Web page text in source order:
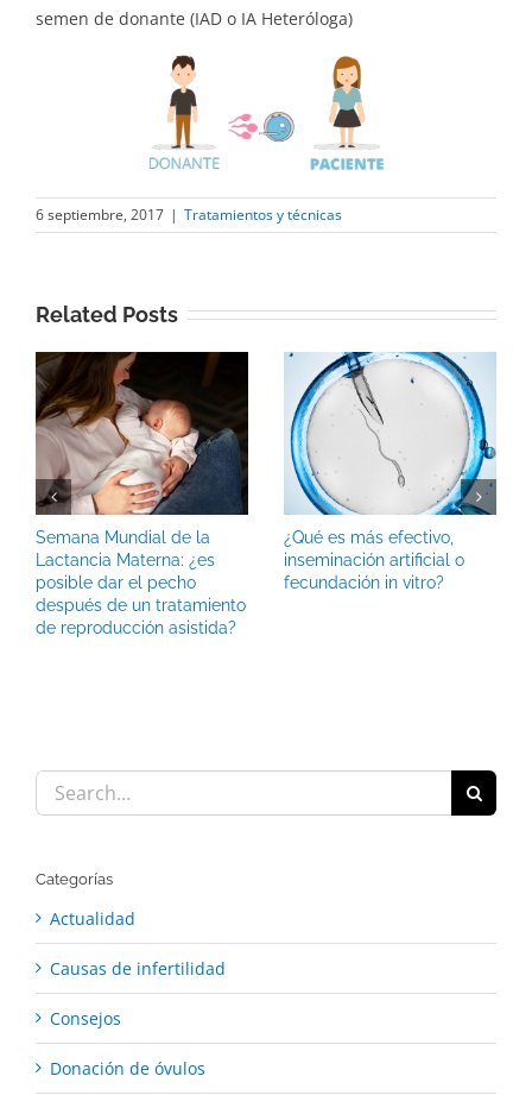
semen de donante (IAD o IA Heteróloga)
6 septiembre, 2017 | Tratamientos y técnicas
Related Posts
Semana Mundial de la
Lactancia Materna: ¿es
posible dar el pecho
después de un tratamiento
de reproducción asistida?
¿Qué es más efectivo,
inseminación artificial o
fecundación in vitro?
Search
for:
Categorías
Actualidad
Causas de infertilidad
Consejos
Donación de óvulos